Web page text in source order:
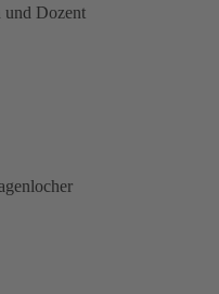
und Dozent